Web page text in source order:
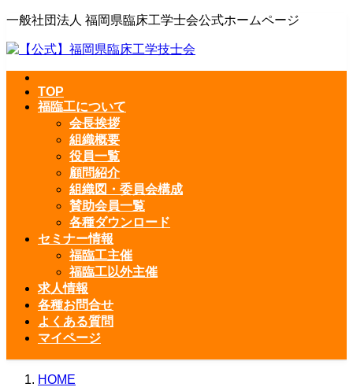
一般社団法人 福岡県臨床工学士会公式ホームページ
TOP
福臨工について
会長挨拶
組織概要
役員一覧
顧問紹介
組織図・委員会構成
賛助会員一覧
各種ダウンロード
セミナー情報
福臨工主催
福臨工以外主催
求人情報
各種お問合せ
よくある質問
マイページ
HOME